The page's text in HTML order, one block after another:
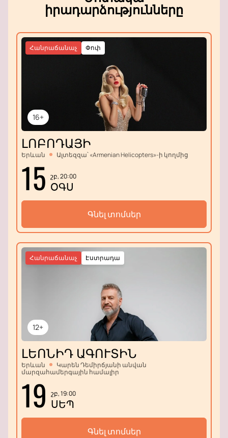
իրադարձությունները
16+
Փոփ
Հանրաճանաչ
ԼՈԲՈԴԱՅԻ
Երևան Ալտեզզա՝ «Armenian Helicopters»-ի կողմից
15 շբ, 20:00
ՕԳՍ
Գնել տոմսեր
12+
Էստրադա
Հանրաճանաչ
ԼԵՈՆԻԴ ԱԳՈՒՏԻՆ
Երևան
Կարեն Դեմիրճյանի անվան
մարզահամերգային համալիր
19 շբ, 19:00
ՍԵՊ
Գնել տոմսեր